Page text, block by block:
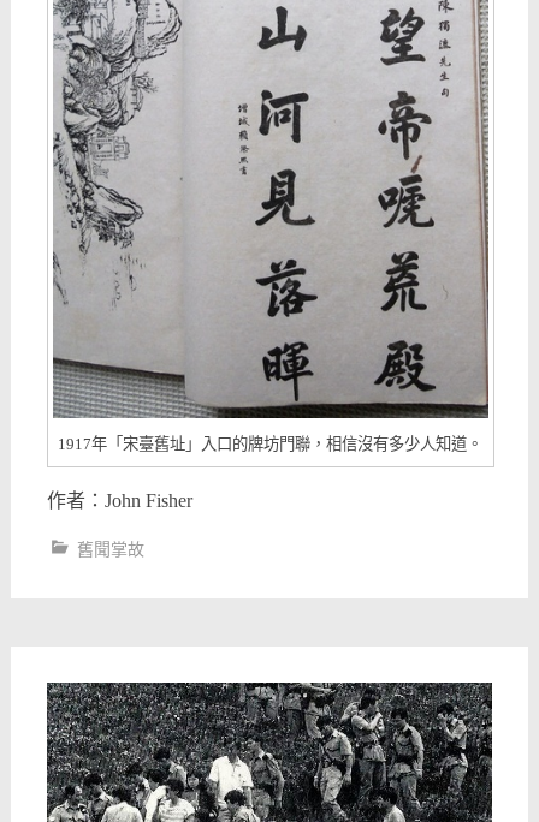
1917年「宋臺舊址」入口的牌坊門聯，相信沒有多少人知道。
作者：John Fisher
舊聞掌故